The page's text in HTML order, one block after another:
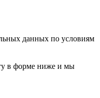
данных по условиям
в форме ниже и мы